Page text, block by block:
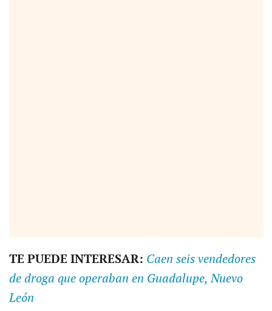
TE PUEDE INTERESAR: Caen seis vendedores
de droga que operaban en Guadalupe, Nuevo
León